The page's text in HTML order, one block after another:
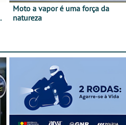
Moto a vapor é uma força da
natureza